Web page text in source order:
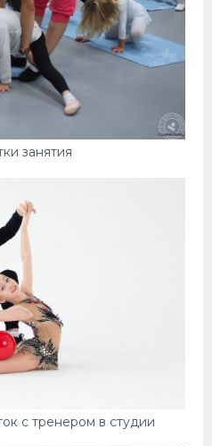
занятия
с тренером в студии